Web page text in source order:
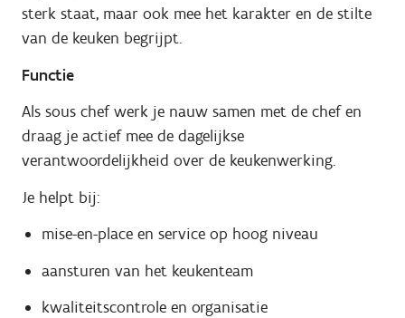
sterk staat, maar ook mee het karakter en de stilte
van de keuken begrijpt.
Functie
Als sous chef werk je nauw samen met de chef en
draag je actief mee de dagelijkse
verantwoordelijkheid over de keukenwerking.
Je helpt bij:
mise-en-place en service op hoog niveau
aansturen van het keukenteam
kwaliteitscontrole en organisatie